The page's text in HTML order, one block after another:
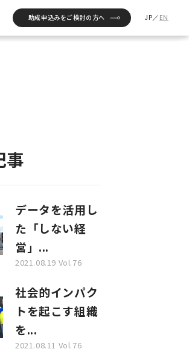
研究 助成実績
助成申込みをご検討の方へ JP／ EN
事
データを活用し
た「しない経
営」...
2021.08.19 Vol.76
社会的インパク
トを起こす組織
を...
2021.08.11 Vol.76